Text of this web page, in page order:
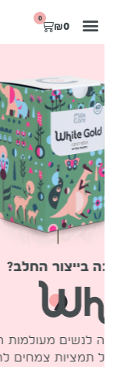
₪0
0
לתמיכה
תוסף תזונה
המבוסס על